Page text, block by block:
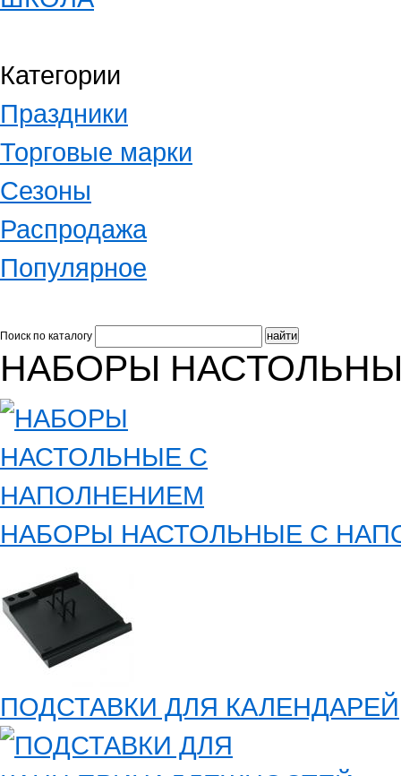
Категории
Праздники
Торговые марки
Сезоны
Распродажа
Популярное
Поиск по каталогу
НАБОРЫ
НАБОРЫ НАСТОЛЬНЫЕ С
ПОДСТАВКИ ДЛЯ КАЛЕНДАРЕЙ